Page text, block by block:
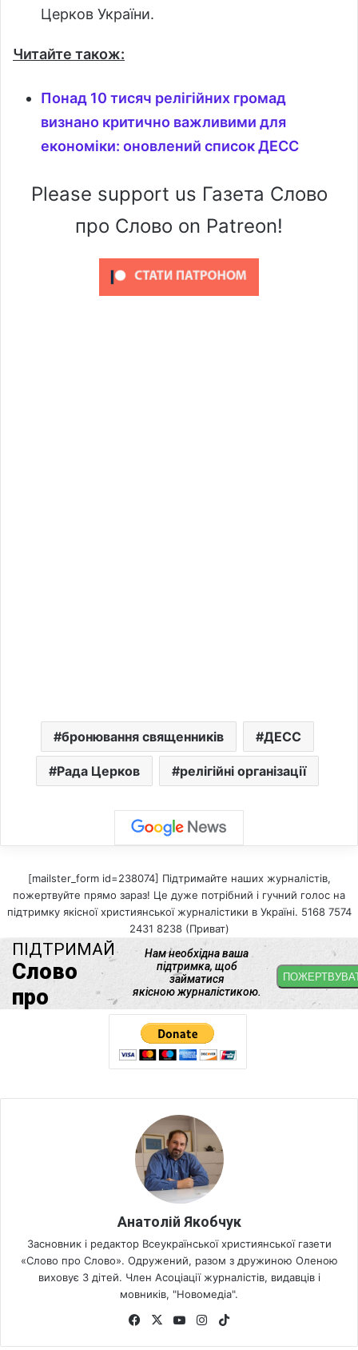
Церков України.
Читайте також:
Понад 10 тисяч релігійних громад
визнано критично важливими для
економіки: оновлений список ДЕСС
Please support us Газета Слово
про Слово on Patreon!
бронювання священників ДЕСС
Рада Церков релігійні організації
[mailster_form id=238074] Підтримайте наших журналістів,
пожертвуйте прямо зараз! Це дуже потрібний і гучний голос на
підтримку якісної християнської журналістики в Україні. 5168 7574
2431 8238 (Приват)
Анатолій Якобчук
Засновник і редактор Всеукраїнської християнської газети
«Слово про Слово». Одружений, разом з дружиною Оленою
виховує 3 дітей. Член Асоціації журналістів, видавців і
мовників, "Новомедіа".
Fa
X
Yo
Ins